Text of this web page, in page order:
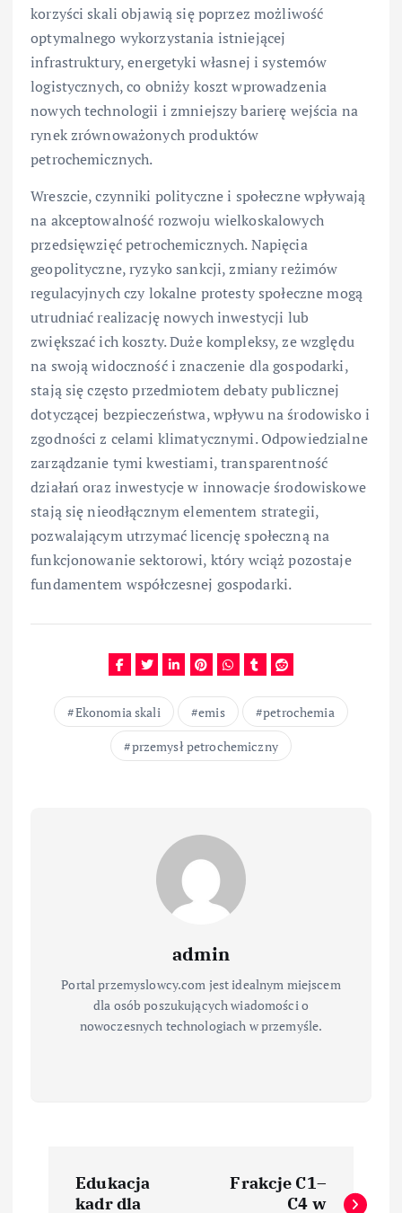
korzyści skali objawią się poprzez możliwość
optymalnego wykorzystania istniejącej
infrastruktury, energetyki własnej i systemów
logistycznych, co obniży koszt wprowadzenia
nowych technologii i zmniejszy barierę wejścia na
rynek zrównoważonych produktów
petrochemicznych.
Wreszcie, czynniki polityczne i społeczne wpływają
na akceptowalność rozwoju wielkoskalowych
przedsięwzięć petrochemicznych. Napięcia
geopolityczne, ryzyko sankcji, zmiany reżimów
regulacyjnych czy lokalne protesty społeczne mogą
utrudniać realizację nowych inwestycji lub
zwiększać ich koszty. Duże kompleksy, ze względu
na swoją widoczność i znaczenie dla gospodarki,
stają się często przedmiotem debaty publicznej
dotyczącej bezpieczeństwa, wpływu na środowisko i
zgodności z celami klimatycznymi. Odpowiedzialne
zarządzanie tymi kwestiami, transparentność
działań oraz inwestycje w innowacje środowiskowe
stają się nieodłącznym elementem strategii,
pozwalającym utrzymać licencję społeczną na
funkcjonowanie sektorowi, który wciąż pozostaje
fundamentem współczesnej gospodarki.
Ekonomia skali emis
petrochemia
przemysł petrochemiczny
admin
Portal przemyslowcy.com jest idealnym miejscem
dla osób poszukujących wiadomości o
nowoczesnych technologiach w przemyśle.
Edukacja
kadr dla
Frakcje C1–
C4 w